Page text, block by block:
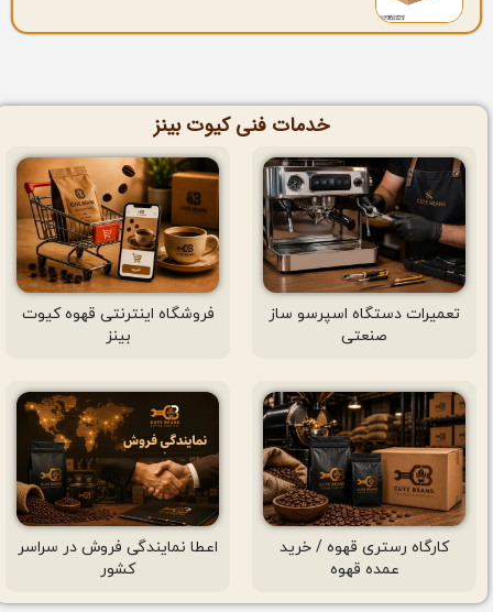
خدمات فنی کیوت بینز
تعمیرات دستگاه اسپرسو ساز
صنعتی
فروشگاه اینترنتی قهوه کیوت
بینز
کارگاه رستری قهوه / خرید
عمده قهوه
اعطا نمایندگی فروش در سراسر
کشور